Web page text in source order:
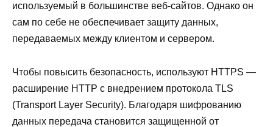
используемый в большинстве веб-сайтов. Однако он
сам по себе не обеспечивает защиту данных,
передаваемых между клиентом и сервером.
Чтобы повысить безопасность, используют HTTPS —
расширение HTTP с внедрением протокола TLS
(Transport Layer Security). Благодаря шифрованию
данных передача становится защищенной от